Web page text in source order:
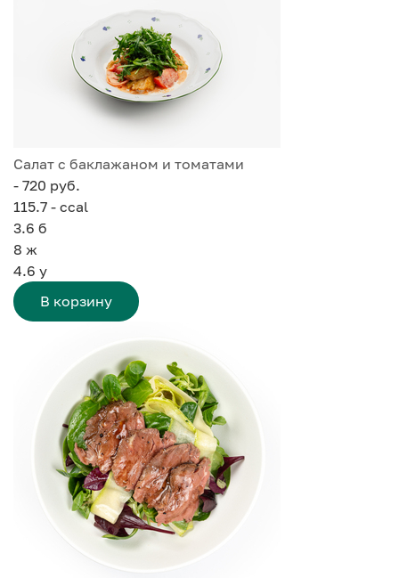
Салат с баклажаном и томатами
- 720 руб.
115.7 - ccal
3.6 б
8 ж
4.6 у
В корзину